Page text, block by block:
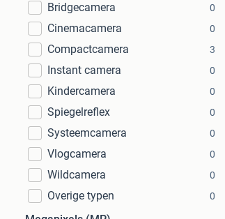
Bridgecamera
0
Cinemacamera 0
Compactcamera 3
Instant camera 0
Kindercamera 0
Spiegelreflex 0
Systeemcamera 0
Vlogcamera 0
Wildcamera 0
Overige typen 0